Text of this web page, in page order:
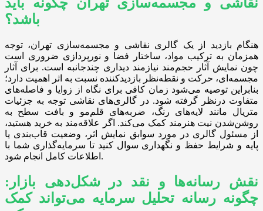
باشد؟
هنگام بازدید از یک گالری نقاشی و مجسمه‌سازی تهران، توجه
همزمان به ترکیب مواد، ساختار فضا و نورپردازی ضروری است
چون نمایش آثار حجم‌مند نیازمند دیداری چندجانبه است. برای آثار
مجسمه‌ای، حرکت و نقطه‌نظر بازدیدکننده نسبت به اثر اهمیت دارد؛
بنابراین توصیه می‌شود زمان کافی برای نگاه از زوایا و فاصله‌های
متفاوت درنظر گرفته شود. در گالری‌های نقاشی توجه به جزئیات
متریال مانند لایه‌های رنگ، ضربه‌های قلم‌مو و بافت سطح به
روشن‌شدن نیت هنرمند کمک می‌کند. اگر علاقه‌مند به خرید هستید،
از مسئول گالری در مورد سوابق نمایش اثر، وضعیت قاب‌بندی یا
پایه و شرایط حفظ و نگهداری سوال کنید تا سرمایه‌گذاری شما با
اطلاعات کامل انجام شود.
نقش رسانه‌ها و نقد در شکل‌دهی بازار:
چگونه رسانه تحلیل سرمایه می‌تواند کمک